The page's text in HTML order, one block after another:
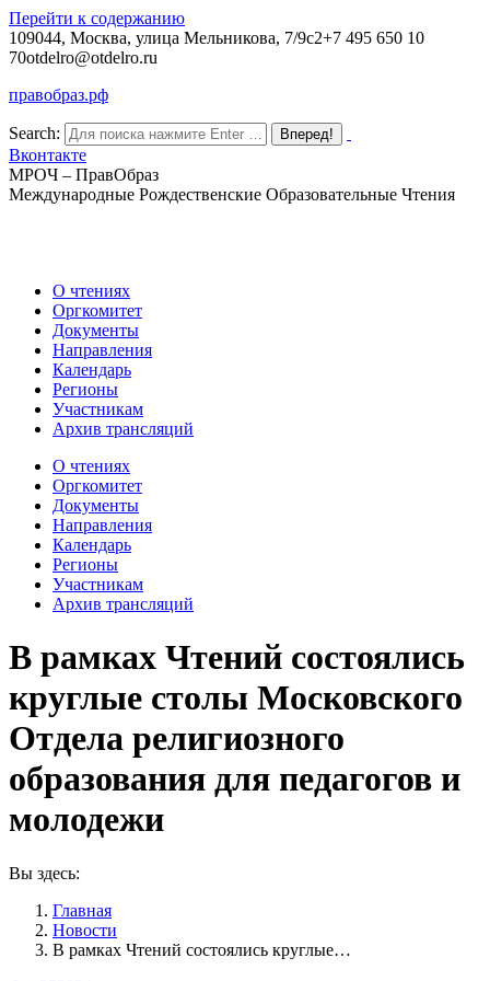
Перейти к содержанию
109044, Москва, улица Мельникова, 7/9с2+7 495 650 10
70otdelro@otdelro.ru
правобраз.рф
Search:
Вконтакте
МРОЧ – ПравОбраз
Международные Рождественские Образовательные Чтения
О чтениях
Оргкомитет
Документы
Направления
Календарь
Регионы
Участникам
Архив трансляций
О чтениях
Оргкомитет
Документы
Направления
Календарь
Регионы
Участникам
Архив трансляций
В рамках Чтений состоялись
круглые столы Московского
Отдела религиозного
образования для педагогов и
молодежи
Вы здесь:
Главная
Новости
В рамках Чтений состоялись круглые…